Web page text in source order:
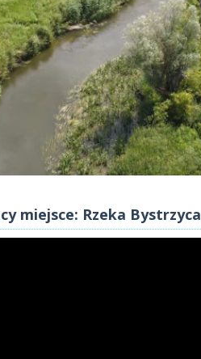
miejsce: Rzeka Bystrzyca